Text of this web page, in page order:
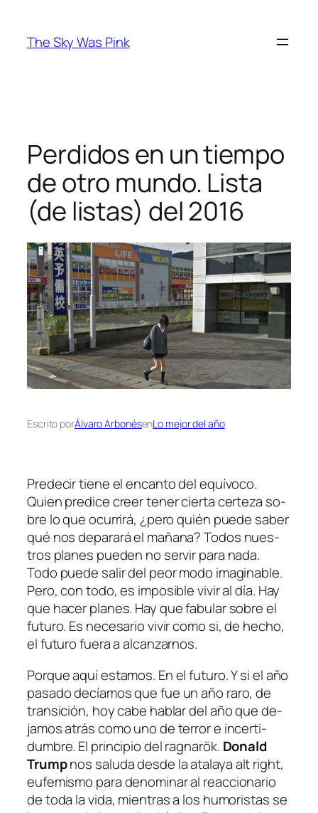
contenido
The Sky Was Pink
Perdidos en un tiempo
de otro mundo. Lista
(de listas) del 2016
Escrito porÁlvaro ArbonésenLo mejor del año
Predecir tie­ne el en­can­to del equí­vo­co.
Quien pre­di­ce creer te­ner cier­ta cer­te­za so­
bre lo que ocu­rri­rá, ¿pe­ro quién pue­de sa­ber
qué nos de­pa­ra­rá el ma­ña­na? Todos nues­
tros pla­nes pue­den no ser­vir pa­ra na­da.
Todo pue­de sa­lir del peor mo­do ima­gi­na­ble.
Pero, con to­do, es im­po­si­ble vi­vir al día. Hay
que ha­cer pla­nes. Hay que fa­bu­lar so­bre el
fu­tu­ro. Es ne­ce­sa­rio vi­vir co­mo si, de he­cho,
el fu­tu­ro fue­ra a alcanzarnos.
Porque aquí es­ta­mos. En el fu­tu­ro. Y si el año
pa­sa­do de­cía­mos que fue un año ra­ro, de
tran­si­ción, hoy ca­be ha­blar del año que de­
ja­mos atrás co­mo uno de te­rror e in­cer­ti­
dum­bre. El prin­ci­pio del rag­na­rök. Donald
Trumpnos sa­lu­da des­de la ata­la­yaalt right,
eu­fe­mis­mo pa­ra de­no­mi­nar al reac­cio­na­rio
de to­da la vi­da, mien­tras a los hu­mo­ris­tas se